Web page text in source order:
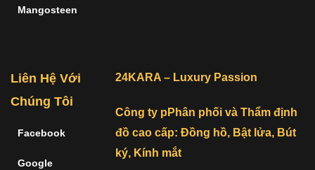
Mangosteen
Liên Hệ Với
Chúng Tôi
Facebook
Google
24KARA – Luxury Passion
Công ty pPhân phối và Thẩm định
đồ cao cấp: Đồng hồ, Bật lửa, Bút
ký, Kính mắt